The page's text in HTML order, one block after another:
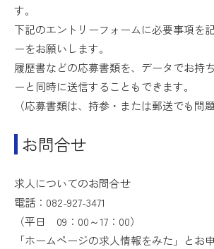
す。
下記のエントリーフォームに必要事項を
ーをお願いします。
履歴書などの応募書類を、データでお持
ーと同時に送信することもできます。
（応募書類は、持参・または郵送でも問
お問合せ
求人についてのお問合せ
電話：082-927-3471
（平日 09：00～17：00）
「ホームページの求人情報をみた」とお